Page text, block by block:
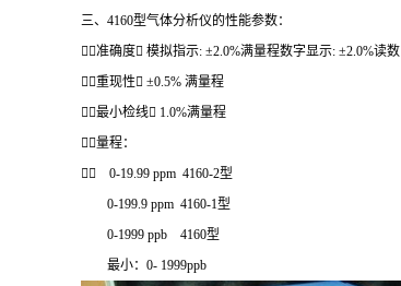
三、4160型气体分析仪的性能参数：
准确度 模拟指示: ±2.0%满量程数字显示: ±2.0%读数
重现性 ±0.5% 满量程
最小检线 1.0%满量程
量程：
 0-19.99 ppm 4160-2型
0-199.9 ppm 4160-1型
0-1999 ppb 4160型
最小：0- 1999ppb